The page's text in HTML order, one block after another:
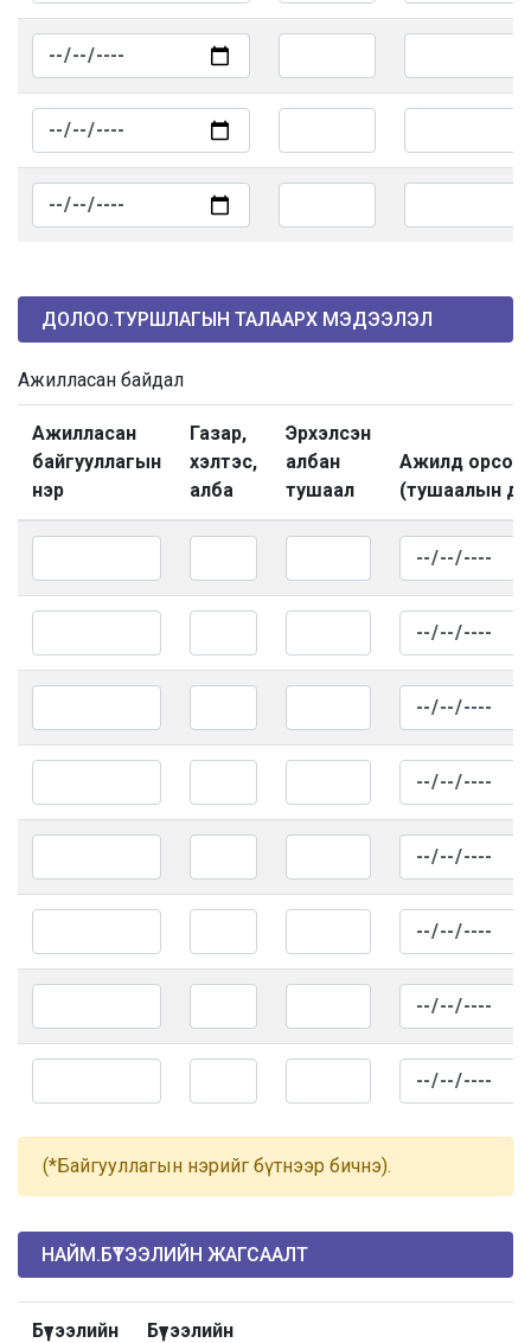
ДОЛОО.ТУРШЛАГЫН ТАЛААРХ МЭДЭЭЛЭЛ
Ажилласан байдал
Ажилласан
байгууллагын
нэр
Газар,
хэлтэс,
алба
Эрхэлсэн
албан
тушаал
Ажилд орсон
(тушаалын
(*Байгууллагын нэрийг бүтнээр бичнэ).
НАЙМ.БҮТЭЭЛИЙН ЖАГСААЛТ
Бүтээлийн
Бүтээлийн